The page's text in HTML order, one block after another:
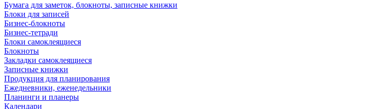
Бумага для заметок, блокноты, записные книжки
Блоки для записей
Бизнес-блокноты
Бизнес-тетради
Блоки самоклеящиеся
Блокноты
Закладки самоклеящиеся
Записные книжки
Продукция для планирования
Ежедневники, еженедельники
Планинги и планеры
Календари